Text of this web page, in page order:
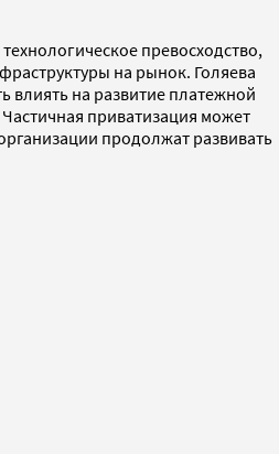
превосходство,
на рынок. Голяева
влиять на развитие платежной
приватизация может
продолжат развивать